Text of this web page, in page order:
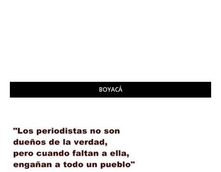
BOYACÁ